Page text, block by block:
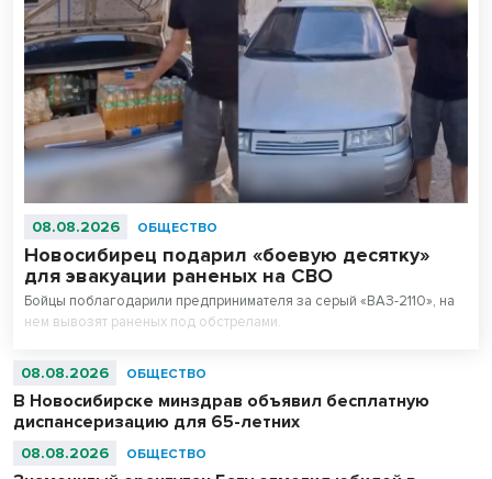
08.08.2026 ОБЩЕСТВО
Новосибирец подарил «боевую десятку»
для эвакуации раненых на СВО
Бойцы поблагодарили предпринимателя за серый «ВАЗ-2110», на
нем вывозят раненых под обстрелами.
08.08.2026 ОБЩЕСТВО
В Новосибирске минздрав объявил бесплатную
диспансеризацию для 65-летних
08.08.2026 ОБЩЕСТВО